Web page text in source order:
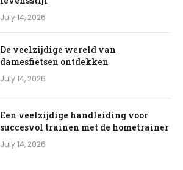
July 14, 2026
De veelzijdige wereld van
damesfietsen ontdekken
July 14, 2026
Een veelzijdige handleiding voor
succesvol trainen met de hometrainer
July 14, 2026